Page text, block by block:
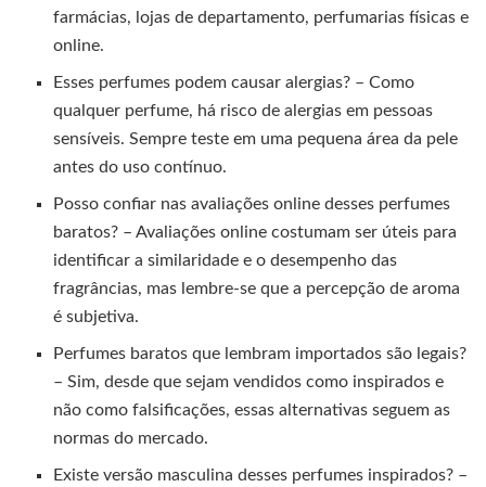
farmácias, lojas de departamento, perfumarias físicas e
online.
Esses perfumes podem causar alergias? – Como
qualquer perfume, há risco de alergias em pessoas
sensíveis. Sempre teste em uma pequena área da pele
antes do uso contínuo.
Posso confiar nas avaliações online desses perfumes
baratos? – Avaliações online costumam ser úteis para
identificar a similaridade e o desempenho das
fragrâncias, mas lembre-se que a percepção de aroma
é subjetiva.
Perfumes baratos que lembram importados são legais?
– Sim, desde que sejam vendidos como inspirados e
não como falsificações, essas alternativas seguem as
normas do mercado.
Existe versão masculina desses perfumes inspirados? –